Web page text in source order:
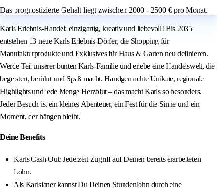
Das prognostizierte Gehalt liegt zwischen 2000 - 2500 € pro Monat.
Karls Erlebnis-Handel: einzigartig, kreativ und liebevoll! Bis 2035
entstehen 13 neue Karls Erlebnis-Dörfer, die Shopping für
Manufakturprodukte und Exklusives für Haus & Garten neu definieren.
Werde Teil unserer bunten Karls-Familie und erlebe eine Handelswelt, die
begeistert, berührt und Spaß macht. Handgemachte Unikate, regionale
Highlights und jede Menge Herzblut – das macht Karls so besonders.
Jeder Besuch ist ein kleines Abenteuer, ein Fest für die Sinne und ein
Moment, der hängen bleibt.
Deine Benefits
Karls Cash-Out: Jederzeit Zugriff auf Deinen bereits erarbeiteten
Lohn.
Als Karlsianer kannst Du Deinen Stundenlohn durch eine